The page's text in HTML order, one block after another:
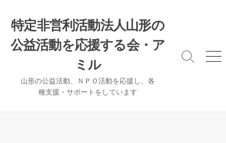
特定非営利活動法人山形の
公益活動を応援する会・ア
ミル
山形の公益活動、ＮＰＯ活動を応援し、各
種支援・サポートをしています
検
メ